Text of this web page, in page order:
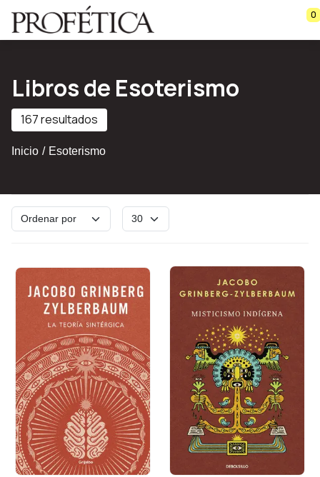
Saltar al contenido principal
0
Libros de Esoterismo
167 resultados
Inicio Esoterismo